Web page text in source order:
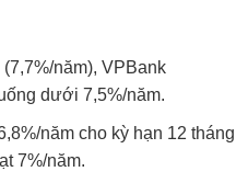
năm), VPBank
dưới 7,5%/năm.
năm cho kỳ hạn 12 tháng
7%/năm.